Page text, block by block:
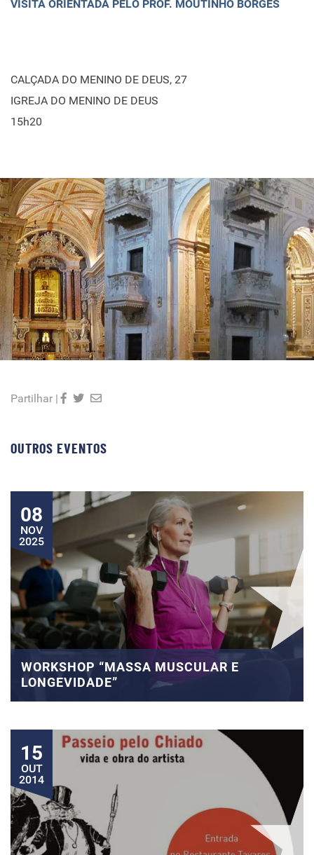
VISITA ORIENTADA PELO PROF. MOUTINHO BORGES
CALÇADA DO MENINO DE DEUS, 27
IGREJA DO MENINO DE DEUS
15h20
Partilhar |
OUTROS EVENTOS
08
NOV
2025
WORKSHOP “MASSA MUSCULAR E
LONGEVIDADE”
15
OUT
2014